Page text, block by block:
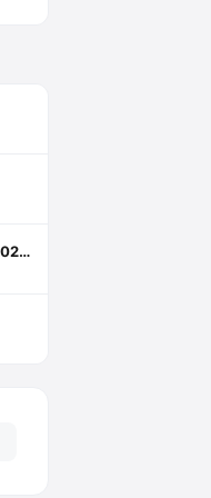
A ORDEM PÚBLICA COMO FUNDAMENTO PARA A PRISÃO PREVENTIVA NO PROCESSO PENAL - 2 edição 2024 - HABITUS EDITORA Livro em oferta 1 janeiro 2024